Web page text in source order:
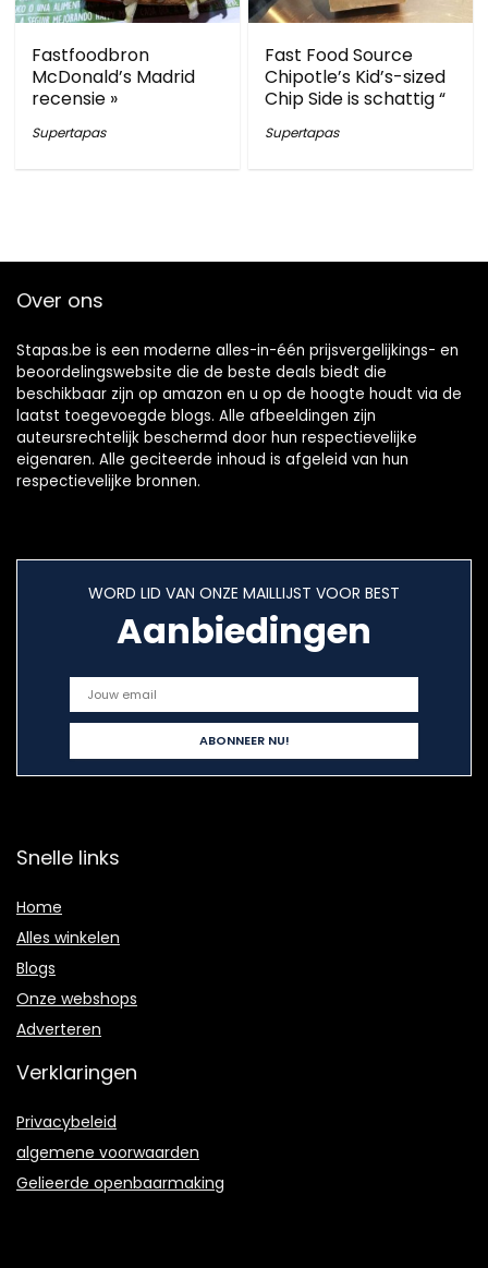
Fastfoodbron
McDonald’s Madrid
recensie »
Supertapas
Fast Food Source
Chipotle’s Kid’s-sized
Chip Side is schattig “
Supertapas
Over ons
Stapas.be is een moderne alles-in-één prijsvergelijkings- en
beoordelingswebsite die de beste deals biedt die
beschikbaar zijn op amazon en u op de hoogte houdt via de
laatst toegevoegde blogs. Alle afbeeldingen zijn
auteursrechtelijk beschermd door hun respectievelijke
eigenaren. Alle geciteerde inhoud is afgeleid van hun
respectievelijke bronnen.
WORD LID VAN ONZE MAILLIJST VOOR BEST
Aanbiedingen
Snelle links
Home
Alles winkelen
Blogs
Onze webshops
Adverteren
Verklaringen
Privacybeleid
algemene voorwaarden
Gelieerde openbaarmaking